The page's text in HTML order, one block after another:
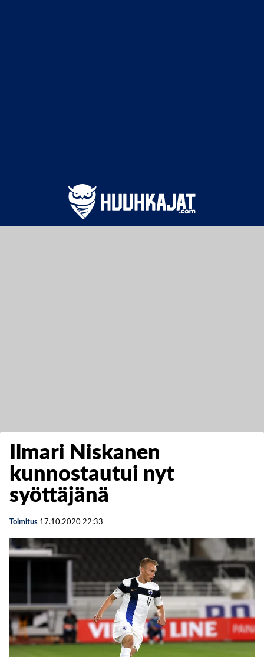
Ilmari Niskanen
kunnostautui nyt
syöttäjänä
Toimitus 17.10.2020 22:33